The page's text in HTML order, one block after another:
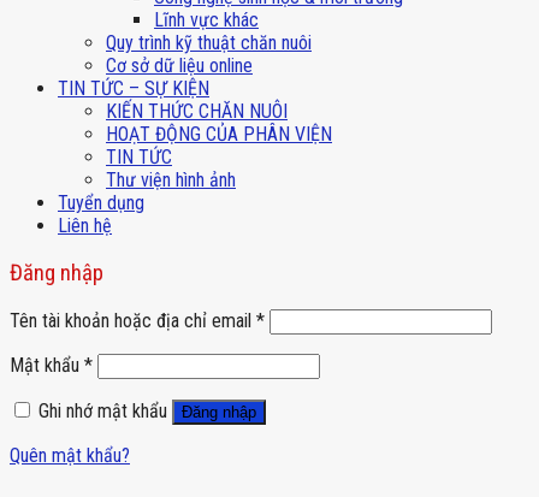
Lĩnh vực khác
Quy trình kỹ thuật chăn nuôi
Cơ sở dữ liệu online
TIN TỨC – SỰ KIỆN
KIẾN THỨC CHĂN NUÔI
HOẠT ĐỘNG CỦA PHÂN VIỆN
TIN TỨC
Thư viện hình ảnh
Tuyển dụng
Liên hệ
Đăng nhập
Tên tài khoản hoặc địa chỉ email *
Mật khẩu *
Ghi nhớ mật khẩu
Đăng nhập
Quên mật khẩu?